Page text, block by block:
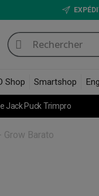
Shop Smartshop
Jack Puck Trimpro